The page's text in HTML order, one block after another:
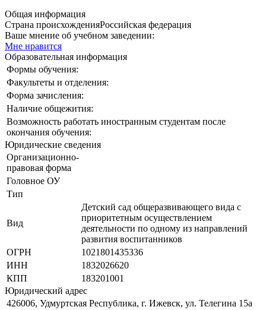
Общая информация
Страна происхожденияРоссийская федерация
Ваше мнение об учебном заведении:
Мне нравится
Образовательная информация
Формы обучения:
Факультеты и отделения:
Форма зачисления:
Наличие общежития:
Возможность работать иностранным студентам после
окончания обучения:
Юридические сведения
Организационно-
правовая форма
Головное ОУ
Тип
Вид
Детский сад общеразвивающего вида с
приоритетным осуществлением
деятельности по одному из направлений
развития воспитанников
ОГРН
1021801435336
ИНН
1832026620
КПП
183201001
Юридический адрес
426006, Удмуртская Республика, г. Ижевск, ул. Телегина 15а